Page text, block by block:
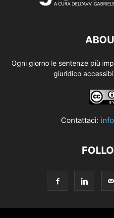
Ogni giorno le sentenze più
giuridico
Contattaci: